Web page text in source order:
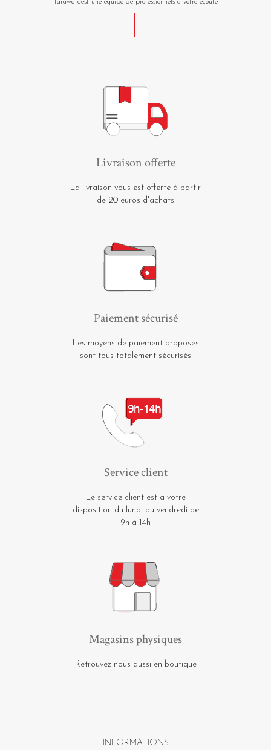
Tarawa c'est une équipe de professionnels à votre écoute
Livraison offerte
La livraison vous est offerte à partir
de 20 euros d'achats
Paiement sécurisé
Les moyens de paiement proposés
sont tous totalement sécurisés
Service client
Le service client est a votre
disposition du lundi au vendredi de
9h à 14h
Magasins physiques
Retrouvez nous aussi en boutique
INFORMATIONS